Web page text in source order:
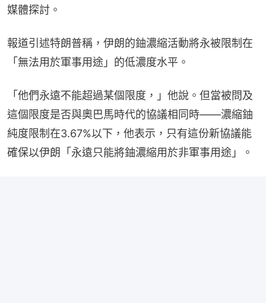
媒體探討。
報道引述特朗普稱，伊朗的鈾濃縮活動將永被限制在
「無法用於軍事用途」的低濃度水平。
「他們永遠不能超過某個限度，」他說。但當被問及
這個限度是否與奧巴馬時代的協議相同時——濃縮鈾
純度限制在3.67%以下，他表示，只有這份新協議能
確保以伊朗「永遠只能將鈾濃縮用於非軍事用途」。